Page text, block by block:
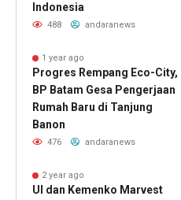
Indonesia
488 andaranews
1 year ago
Progres Rempang Eco-City,
BP Batam Gesa Pengerjaan
Rumah Baru di Tanjung
Banon
476 andaranews
2 year ago
UI dan Kemenko Marvest